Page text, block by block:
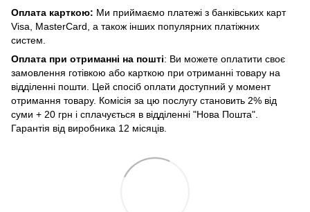
Оплата карткою: Ми приймаємо платежі з банківських карт
Visa, MasterCard, а також інших популярних платіжних
систем.
Оплата при отриманні на пошті: Ви можете оплатити своє
замовлення готівкою або карткою при отриманні товару на
відділенні пошти. Цей спосіб оплати доступний у момент
отримання товару. Комісія за цю послугу становить 2% від
суми + 20 грн і сплачується в відділенні "Нова Пошта".
Гарантія від виробника 12 місяців.